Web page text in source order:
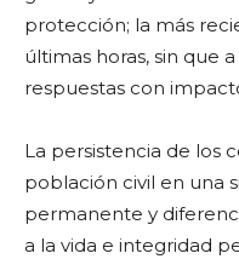
protección; la más
últimas horas, sin que
respuestas con
La persistencia de los
población civil en una
permanente y
a la vida e integridad